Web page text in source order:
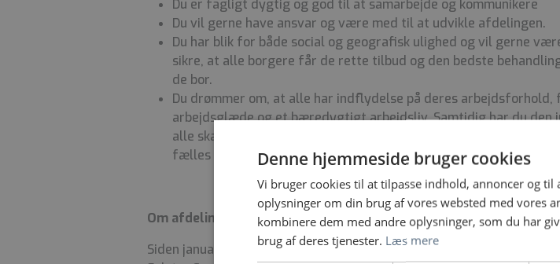
Du er fagligt dygtig og god til at samarbejde og kommunikere
Du vil gerne have ansvar og være med til at udvikle afdelingen.
Du har blik for både social og geografisk ulighed og vil gerne
sikre, at alle borgere får de rette tilbud og den bedste
de bor.
Du drømmer om, at alle har indflydelse på deres
arbejdsglæde og et bæredygtigt arbejdsliv. Samtidig har du den
alle skal bidrage til et sundt fællesskab og samarbejde med
fælles patienter.
Om afdelingen
Siden januar i 2024 er Sjællands Universitetshospital fusioneret med
Denne hjemmeside bruger cookies
Vi bruger cookies til at tilpasse indhold, annoncer og til
oplysninger om din brug af vores websted med vores
kombinere dem med andre oplysninger, som du har
brug af deres tjenester. Læs mere